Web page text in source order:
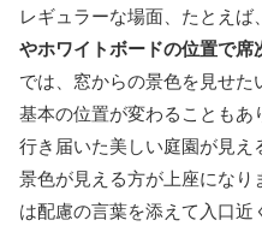
レギュラーな場面、たとえば
やホワイトボードの位置で席
では、窓からの景色を見せた
基本の位置が変わることも
行き届いた美しい庭園が見え
景色が見える方が上座にな
は配慮の言葉を添えて入口近